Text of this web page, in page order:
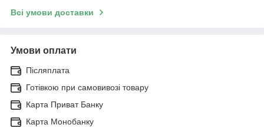
Всі умови доставки
Умови оплати
Післяплата
Готівкою при самовивозі товару
Карта Приват Банку
Карта Монобанку